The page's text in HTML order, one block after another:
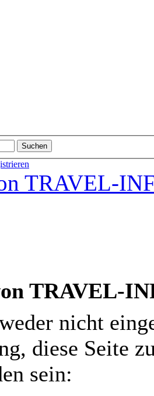
TRAVEL-
TRAVEL-
nicht
diese Seite
sein: